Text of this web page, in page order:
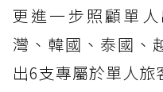
更進一步照顧單
灣、韓國、泰國、
出6支專屬於單人旅